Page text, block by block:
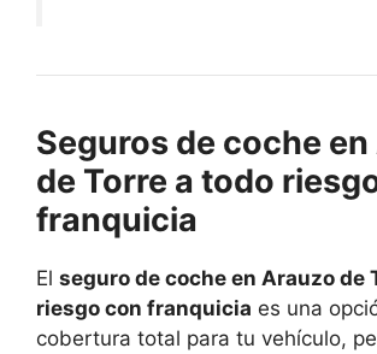
Seguros de coche
de Torre a todo
franquicia
El seguro de coche en Arauzo de
riesgo con franquicia es una
cobertura total para tu vehículo,